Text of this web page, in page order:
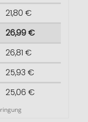
21,80 €
26,99 €
26,81 €
25,93 €
25,06 €